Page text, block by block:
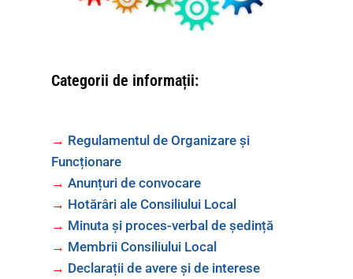
Categorii de informații:
→ Regulamentul de Organizare și
Funcționare
→ Anunțuri de convocare
→ Hotărâri ale Consiliului Local
→ Minuta și proces-verbal de ședință
→ Membrii Consiliului Local
→ Declarații de avere și de interese